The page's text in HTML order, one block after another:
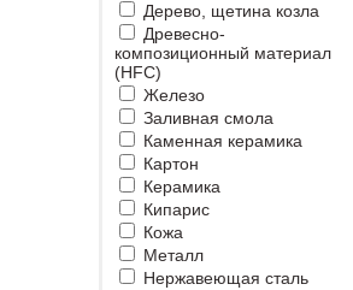
Дерево, щетина козла
Древесно-
композиционный материал
(HFC)
Железо
Заливная смола
Каменная керамика
Картон
Керамика
Кипарис
Кожа
Металл
Нержавеющая сталь